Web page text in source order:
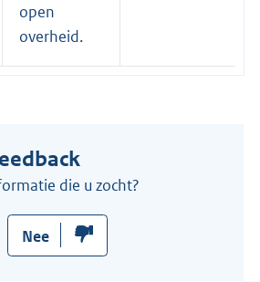
n
e
l
:
open
overheid.
die u zocht?
Nee